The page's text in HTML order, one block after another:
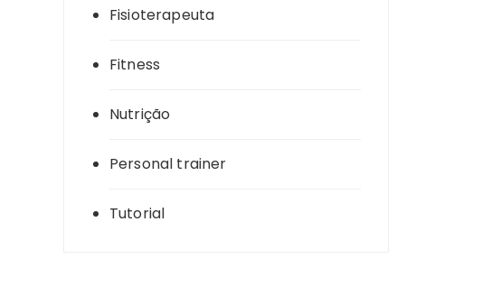
Fisioterapeuta
Fitness
Nutrição
Personal trainer
Tutorial